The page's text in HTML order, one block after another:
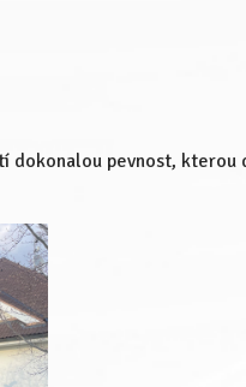
dokonalou pevnost, kterou